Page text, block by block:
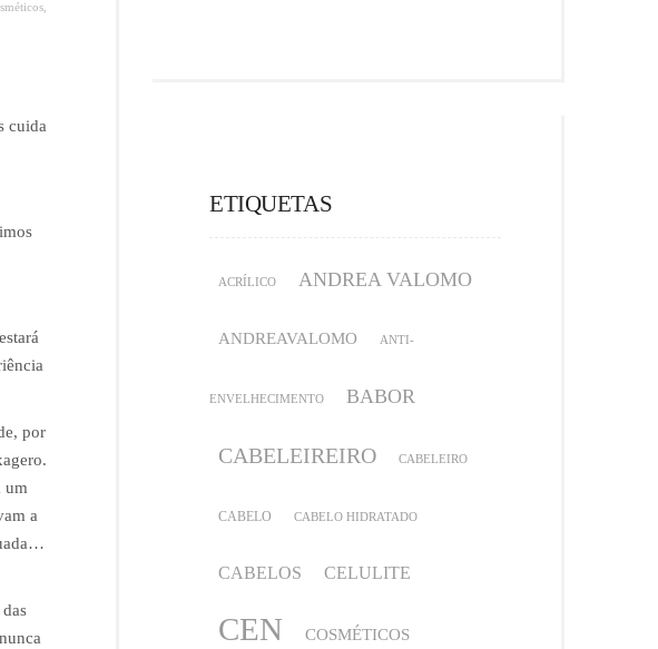
cuida
por
um
a
ETIQUETAS
ACRÍLICO ANDREA VALOMO
ANDREAVALOMO ANTI-
ENVELHECIMENTO BABOR
CABELEIREIRO CABELEIRO
CABELO CABELO HIDRATADO
CABELOS CELULITE
CEN COSMÉTICOS